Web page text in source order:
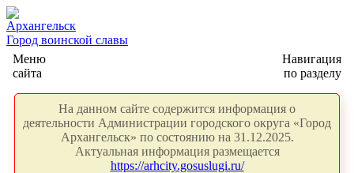
Архангельск
Город воинской славы
Меню
сайта
Навигация
по разделу
На данном сайте содержится информация о
деятельности Администрации городского округа «Город
Архангельск» по состоянию на 31.12.2025.
Актуальная информация размещается
https://arhcity.gosuslugi.ru/